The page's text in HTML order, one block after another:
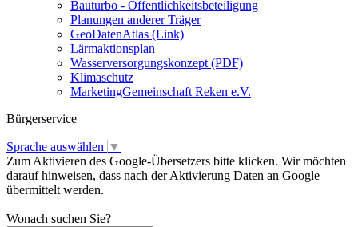
Bauturbo - Öffentlichkeitsbeteiligung
Planungen anderer Träger
GeoDatenAtlas (Link)
Lärmaktionsplan
Wasserversorgungskonzept (PDF)
Klimaschutz
MarketingGemeinschaft Reken e.V.
Bürgerservice
Sprache auswählen ▼
Zum Aktivieren des Google-Übersetzers bitte klicken. Wir möchten
darauf hinweisen, dass nach der Aktivierung Daten an Google
übermittelt werden.
Wonach suchen Sie?